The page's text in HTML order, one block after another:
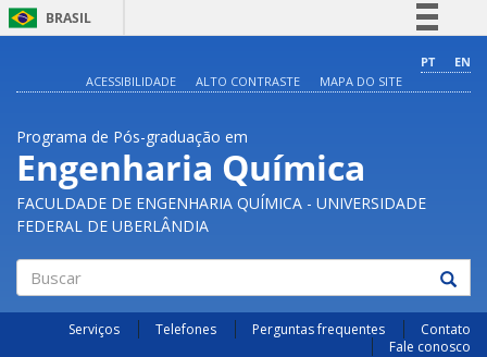
BRASIL
Comunica BR
Acesso à informação
Legislação
PT
EN
ACESSIBILIDADE
ALTO CONTRASTE MAPA DO SITE
Programa de Pós-graduação em
Engenharia Química
FACULDADE DE ENGENHARIA QUÍMICA - UNIVERSIDADE
FEDERAL DE UBERLÂNDIA
Buscar
Serviços Telefones Perguntas frequentes
Contato
Fale conosco